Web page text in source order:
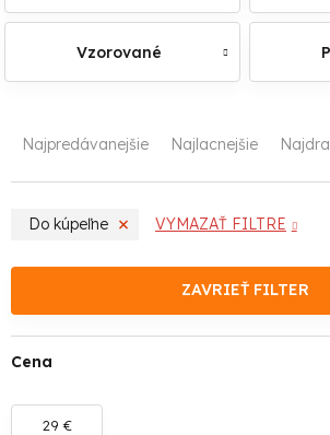
Vzorované
R
i
Najpredávanejšie Najlacnejšie
Do kúpeľne VYMAZAŤ FILTRE
ZAVRIEŤ FILTER
Cena
29 €